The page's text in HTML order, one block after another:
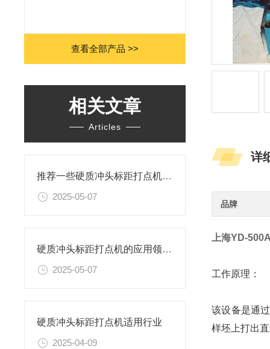
查看全部产品 >>
相关文章
Articles
推荐一些硬质冲头标距打点机的品牌
2025-05-07
硬质冲头标距打点机的应用领域有哪些？
2025-05-07
硬质冲头标距打点机适用行业
2025-04-09
详
品牌
上海YD-
工作原理：
该设备是通
样坯上打出